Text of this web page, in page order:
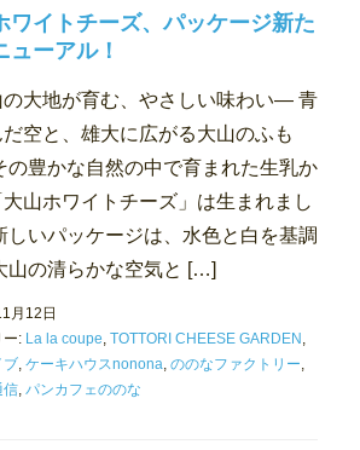
ワイトチーズ、パッケージ新た
ューアル！
大地が育む、やさしい味わい― 青
だ空と、雄大に広がる大山のふも
の豊かな自然の中で育まれた生乳か
大山ホワイトチーズ」は生まれまし
しいパッケージは、水色と白を基調
山の清らかな空気と […]
月12日
ー: La la coupe TOTTORI CHEESE GARDEN
ブ ケーキハウスnonona ののなファクトリー
信 パンカフェののな